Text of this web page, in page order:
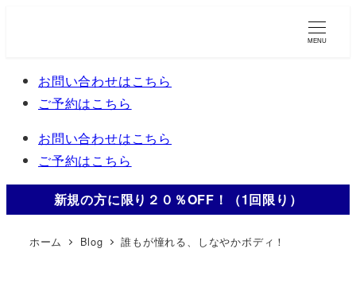
移
MENU
お問い合わせはこちら
ご予約はこちら
お問い合わせはこちら
ご予約はこちら
新規の方に限り２０％OFF！（1回限り）
ホーム Blog 誰もが憧れる、しなやかボディ！